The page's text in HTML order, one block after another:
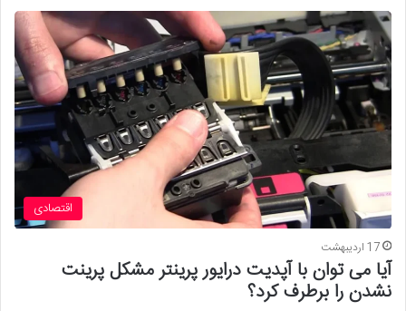
اقتصادی
17 اردیبهشت
آیا می توان با آپدیت درایور پرینتر مشکل پرینت
نشدن را برطرف کرد؟